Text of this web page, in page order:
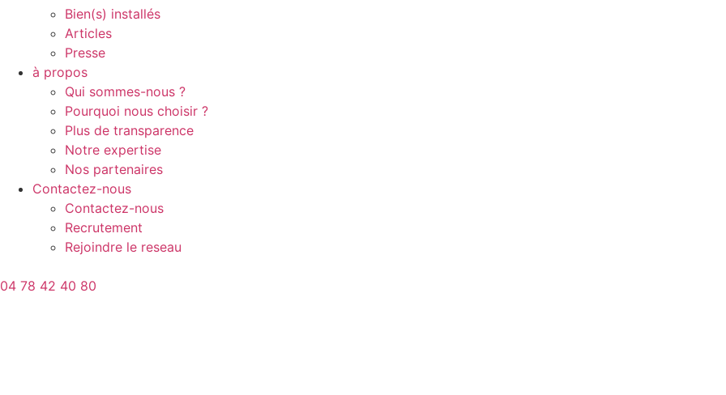
Bien(s) installés
Articles
Presse
à propos
Qui sommes-nous ?
Pourquoi nous choisir ?
Plus de transparence
Notre expertise
Nos partenaires
Contactez-nous
Contactez-nous
Recrutement
Rejoindre le reseau
04 78 42 40 80